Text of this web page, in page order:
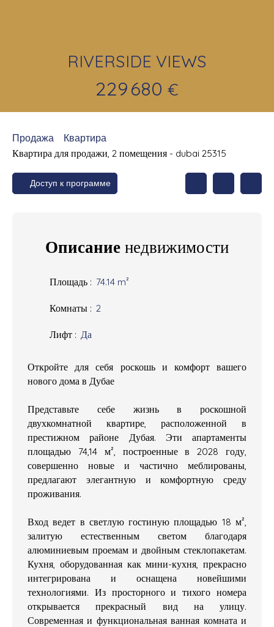
RIVERSIDE VIEWS
229 680 €
Продажа
Квартира
Квартира для продажи, 2 помещения - dubai 25315
Доступ к программе
Описание недвижимости
Площадь : 74.14 m²
Комнаты : 2
Лифт : Да
Откройте для себя роскошь и комфорт вашего
нового дома в Дубае
Представьте себе жизнь в роскошной
двухкомнатной квартире, расположенной в
престижном районе Дубая. Эти апартаменты
площадью 74,14 м², построенные в 2028 году,
совершенно новые и частично меблированы,
предлагают элегантную и комфортную среду
проживания.
Вход ведет в светлую гостиную площадью 18 м²,
залитую естественным светом благодаря
алюминиевым проемам и двойным стеклопакетам.
Кухня, оборудованная как мини-кухня, прекрасно
интегрирована и оснащена новейшими
технологиями. Из просторного и тихого номера
открывается прекрасный вид на улицу.
Современная и функциональная ванная комната и